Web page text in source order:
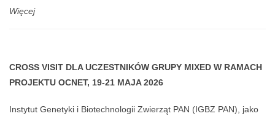
Więcej
CROSS VISIT DLA UCZESTNIKÓW GRUPY MIXED W RAMACH
PROJEKTU OCNET, 19-21 MAJA 2026
Instytut Genetyki i Biotechnologii Zwierząt PAN (IGBZ PAN), jako